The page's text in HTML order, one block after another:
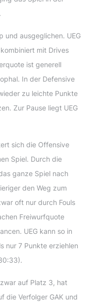
und ausgeglichen. UEG
mit Drives
ist generell
In der Defensive
zu leichte Punkte
Zur Pause liegt UEG
sich die Offensive
Spiel. Durch die
ganze Spiel nach
den Weg zum
oft nur durch Fouls
Freiwurfquote
UEG kann so in
nur 7 Punkte erziehlen
auf Platz 3, hat
die Verfolger GAK und